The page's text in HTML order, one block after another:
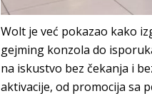
Wolt je već pokazao kako
gejming konzola do
na iskustvo bez čekanja i
aktivacije, od promocija sa